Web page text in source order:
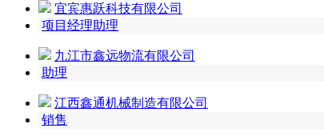
宜宾惠跃科技有限公司
项目经理助理
九江市鑫远物流有限公司
助理
江西鑫通机械制造有限公司
销售